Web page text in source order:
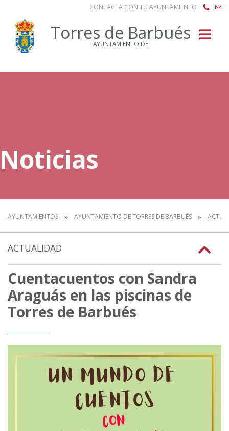
CONTACTA CON TU AYUNTAMIENTO
Torres de Barbués
AYUNTAMIENTO DE
Noticias
AYUNTAMIENTOS AYUNTAMIENTO DE TORRES DE BARBUÉS
ACTUALIDAD
Cuentacuentos con Sandra
Araguás en las piscinas de
Torres de Barbués